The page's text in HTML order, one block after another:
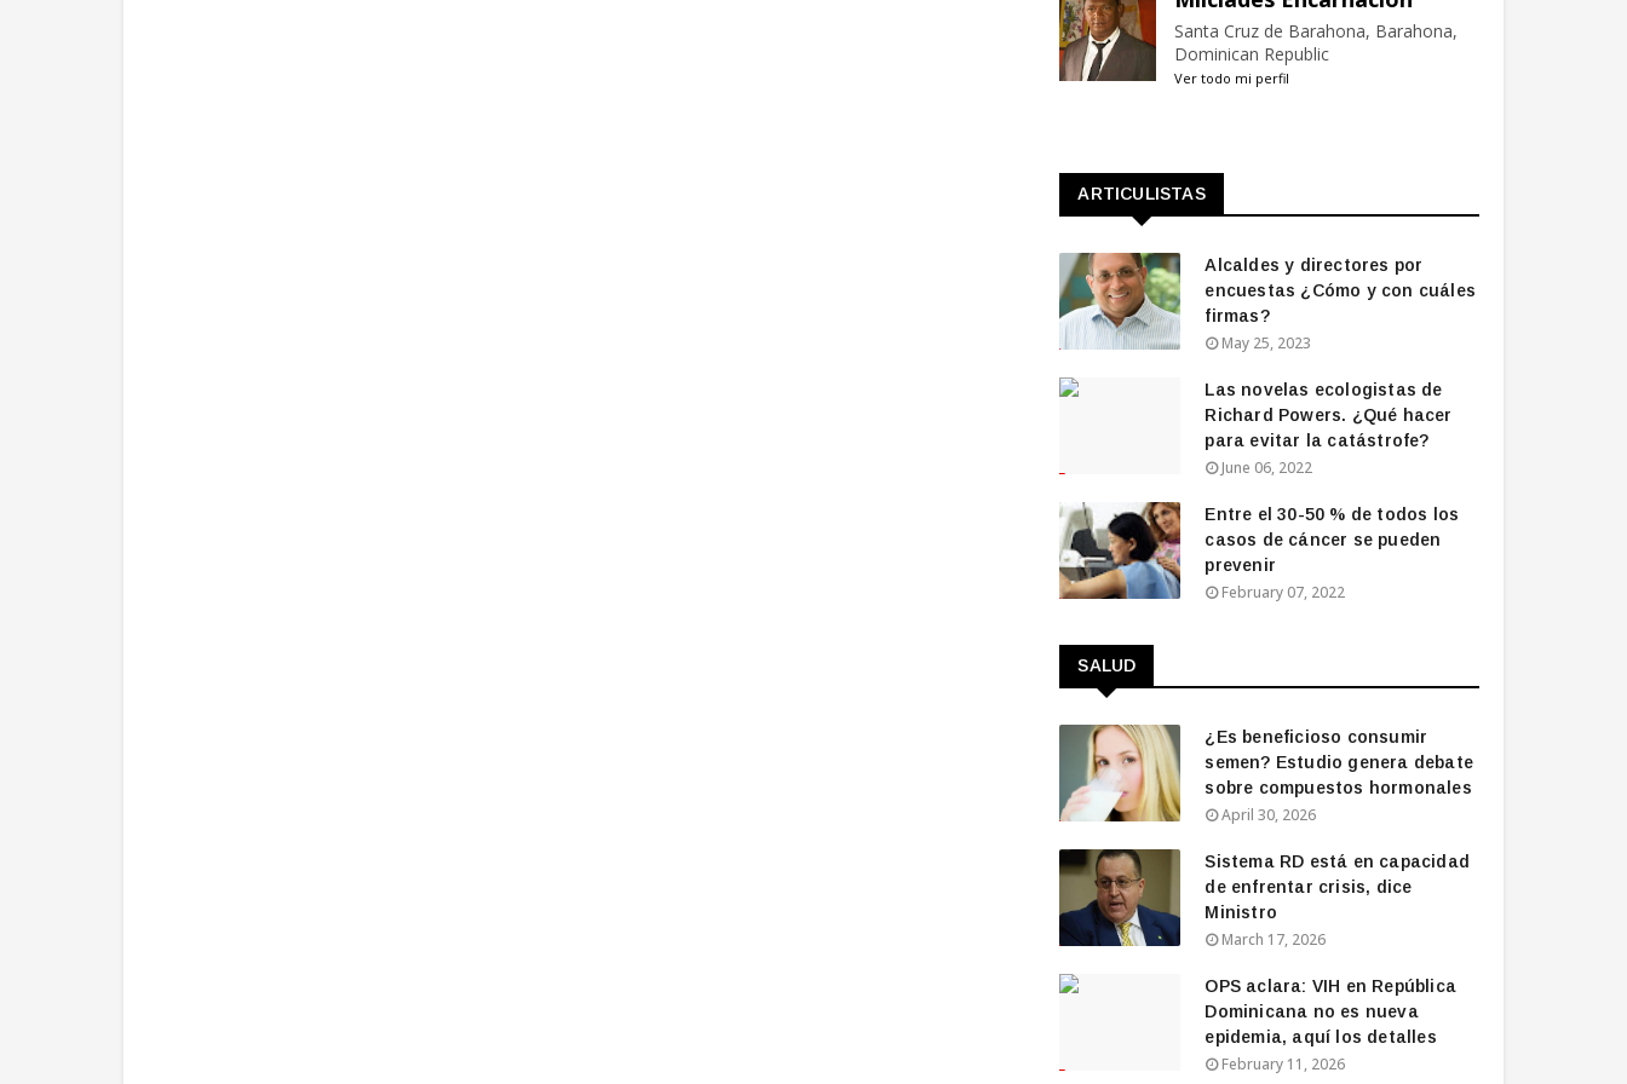
Santa Cruz de Barahona, Barahona,
Dominican Republic
Ver todo mi perfil
ARTICULISTAS
Alcaldes y directores por
encuestas ¿Cómo y con cuáles
firmas?
May 25, 2023
Las novelas ecologistas de
Richard Powers. ¿Qué hacer
para evitar la catástrofe?
June 06, 2022
Entre el 30-50 % de todos los
casos de cáncer se pueden
prevenir
February 07, 2022
SALUD
¿Es beneficioso consumir
semen? Estudio genera debate
sobre compuestos hormonales
April 30, 2026
Sistema RD está en capacidad
de enfrentar crisis, dice
Ministro
March 17, 2026
OPS aclara: VIH en República
Dominicana no es nueva
epidemia, aquí los detalles
February 11, 2026